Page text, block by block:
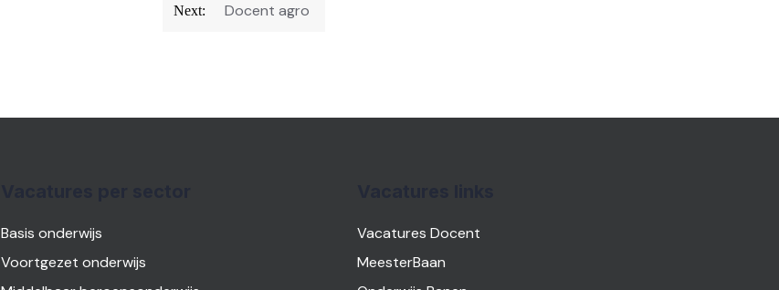
Next: Docent agro
Basis onderwijs
Voortgezet onderwijs
Vacatures Docent
MeesterBaan